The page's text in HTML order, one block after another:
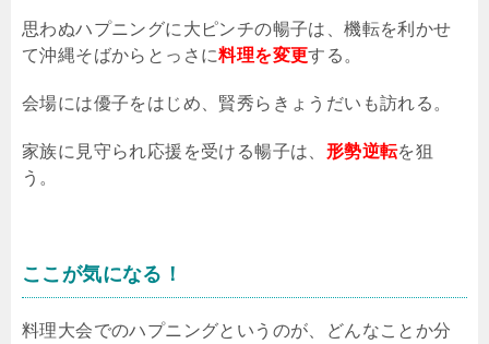
思わぬハプニングに大ピンチの暢子は、機転を利かせ
て沖縄そばからとっさに料理を変更する。
会場には優子をはじめ、賢秀らきょうだいも訪れる。
家族に見守られ応援を受ける暢子は、 形勢逆転を狙
う。
ここが気になる！
料理大会でのハプニングというのが、どんなことか分